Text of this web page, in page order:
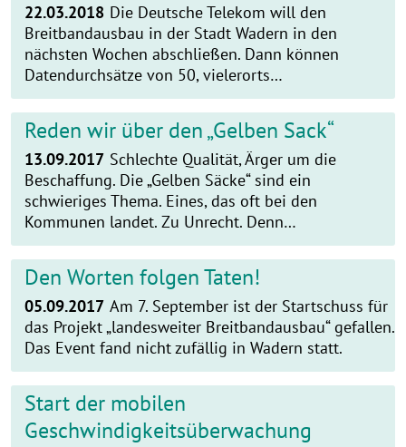
22.03.2018 Die Deutsche Telekom will den
Breitbandausbau in der Stadt Wadern in den
nächsten Wochen abschließen. Dann können
Datendurchsätze von 50, vielerorts…
Reden wir über den „Gelben Sack“
13.09.2017 Schlechte Qualität, Ärger um die
Beschaffung. Die „Gelben Säcke“ sind ein
schwieriges Thema. Eines, das oft bei den
Kommunen landet. Zu Unrecht. Denn…
Den Worten folgen Taten!
05.09.2017 Am 7. September ist der Startschuss für
das Projekt „landesweiter Breitbandausbau“ gefallen.
Das Event fand nicht zufällig in Wadern statt.
Start der mobilen
Geschwindigkeitsüberwachung